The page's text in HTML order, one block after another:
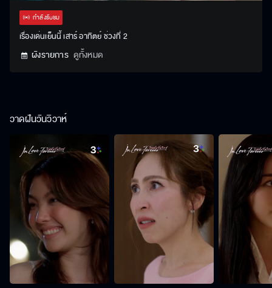
กำลังรับชม
เรื่องเด่นเย็นนี้ เสาร์ อาทิตย์ ช่วงที่ 2
ผังรายการ ดูทั้งหมด
วาดฝันวันวิวาห์